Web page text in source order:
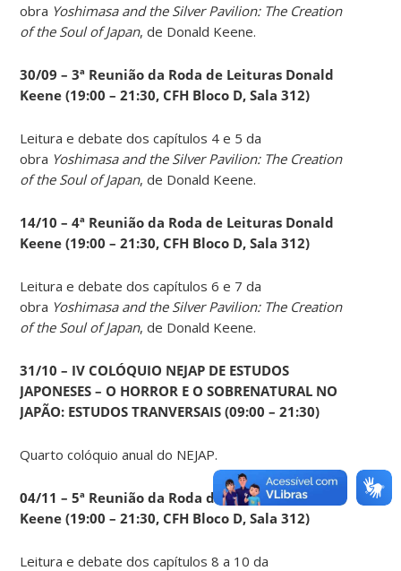
obra Yoshimasa and the Silver Pavilion: The Creation
of the Soul of Japan, de Donald Keene.
30/09 – 3ª Reunião da Roda de Leituras Donald
Keene (19:00 – 21:30, CFH Bloco D, Sala 312)
Leitura e debate dos capítulos 4 e 5 da
obra Yoshimasa and the Silver Pavilion: The Creation
of the Soul of Japan, de Donald Keene.
14/10 – 4ª Reunião da Roda de Leituras Donald
Keene (19:00 – 21:30, CFH Bloco D, Sala 312)
Leitura e debate dos capítulos 6 e 7 da
obra Yoshimasa and the Silver Pavilion: The Creation
of the Soul of Japan, de Donald Keene.
31/10 – IV COLÓQUIO NEJAP DE ESTUDOS
JAPONESES – O HORROR E O SOBRENATURAL NO
JAPÃO: ESTUDOS TRANVERSAIS (09:00 – 21:30)
Quarto colóquio anual do NEJAP.
04/11 – 5ª Reunião da Roda de Leituras Donald
Keene (19:00 – 21:30, CFH Bloco D, Sala 312)
Leitura e debate dos capítulos 8 a 10 da